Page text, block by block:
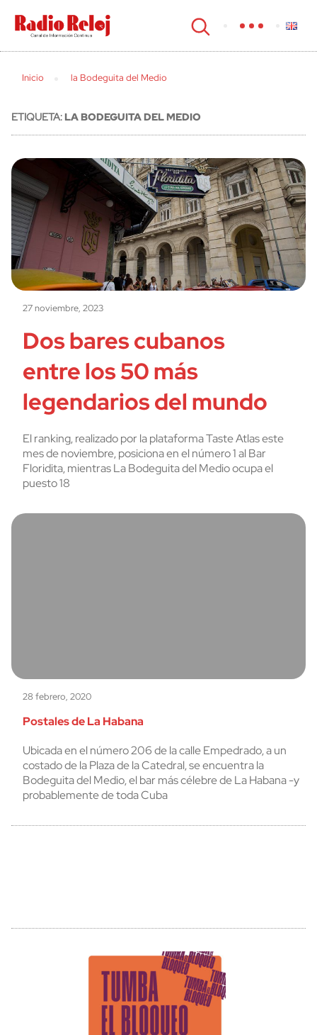
cerrar
Inicio la Bodeguita del Medio
ETIQUETA:LA BODEGUITA DEL MEDIO
27 noviembre, 2023
Dos bares cubanos
entre los 50 más
legendarios del mundo
El ranking, realizado por la plataforma Taste Atlas este
mes de noviembre, posiciona en el número 1 al Bar
Floridita, mientras La Bodeguita del Medio ocupa el
puesto 18
28 febrero, 2020
Postales de La Habana
Ubicada en el número 206 de la calle Empedrado, a un
costado de la Plaza de la Catedral, se encuentra la
Bodeguita del Medio, el bar más célebre de La Habana -y
probablemente de toda Cuba